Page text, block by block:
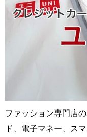
ファッション専門店
ド、電子マネー、ス